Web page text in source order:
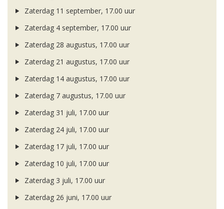
Zaterdag 11 september, 17.00 uur
Zaterdag 4 september, 17.00 uur
Zaterdag 28 augustus, 17.00 uur
Zaterdag 21 augustus, 17.00 uur
Zaterdag 14 augustus, 17.00 uur
Zaterdag 7 augustus, 17.00 uur
Zaterdag 31 juli, 17.00 uur
Zaterdag 24 juli, 17.00 uur
Zaterdag 17 juli, 17.00 uur
Zaterdag 10 juli, 17.00 uur
Zaterdag 3 juli, 17.00 uur
Zaterdag 26 juni, 17.00 uur